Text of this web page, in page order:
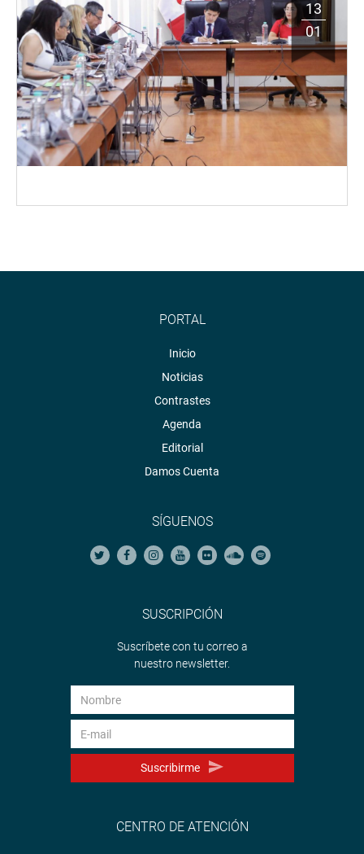
13
01
PORTAL
Inicio
Noticias
Contrastes
Agenda
Editorial
Damos Cuenta
SÍGUENOS
SUSCRIPCIÓN
Suscríbete con tu correo a
nuestro newsletter.
Suscribirme
CENTRO DE ATENCIÓN